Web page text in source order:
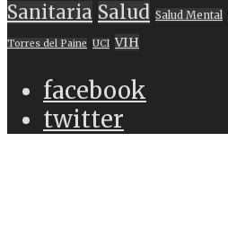
Sanitaria Salud Salud Mental
Torres del Paine UCI VIH
facebook
twitter